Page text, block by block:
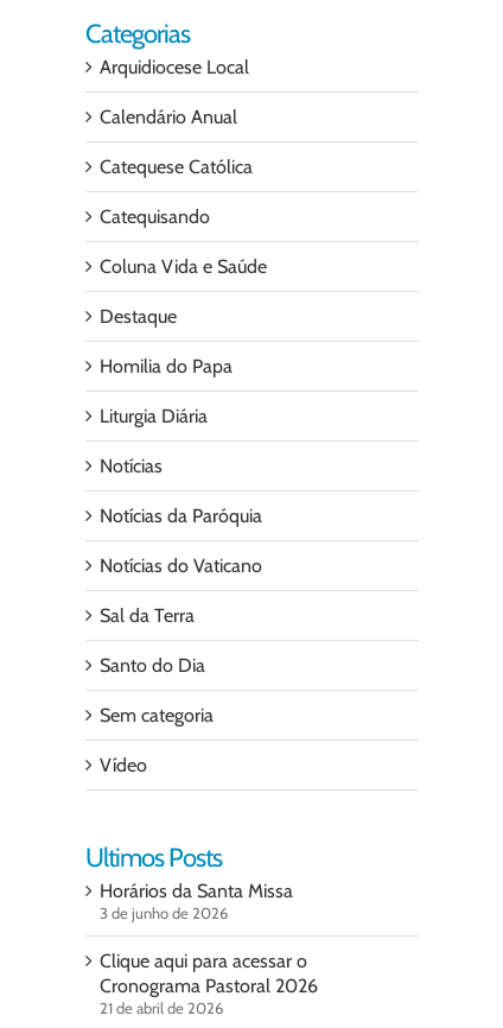
Categorias
Arquidiocese Local
Calendário Anual
Catequese Católica
Catequisando
Coluna Vida e Saúde
Destaque
Homilia do Papa
Liturgia Diária
Notícias
Notícias da Paróquia
Notícias do Vaticano
Sal da Terra
Santo do Dia
Sem categoria
Vídeo
Ultimos Posts
Horários da Santa Missa
3 de junho de 2026
Clique aqui para acessar o
Cronograma Pastoral 2026
21 de abril de 2026